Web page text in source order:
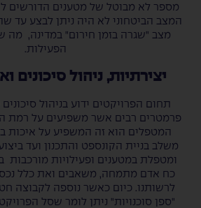
מספר לא מבוטל של מטענים הדורשים
המצב הביטחוני לא היה ניתן לבצע עד
מצב "שגרה בזמן חירום" במדינה,
הפעילות.
יצירתיות, ניהול סיכונים
תחום הפרויקטים ידוע בניהול
פרמטרים רבים אשר משפיעים על רמת
המטפלים הוא זה המשפיע על איכות
משלב בניית הקונספט והתכנון ועד
ומטפלת במטענים ופעילויות
כח אדם מתמחה, משאבים ואת כלל
לרשותנו. כיום כאשר נוספה לקבוצה
"ספן סוכנויות" ניתן לומר שסל